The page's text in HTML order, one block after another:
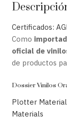
Certificados:
Como
oficial de
de productos
Dossier Vinilos
Plotter
Materials